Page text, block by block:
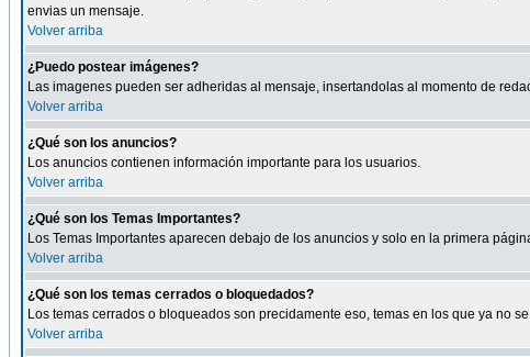
envias un mensaje.
Volver arriba
¿Puedo postear imágenes?
Las imagenes pueden ser adheridas al mensaje, insertandolas al momento de
Volver arriba
¿Qué son los anuncios?
Los anuncios contienen información importante para los usuarios.
Volver arriba
¿Qué son los Temas Importantes?
Los Temas Importantes aparecen debajo de los anuncios y solo en la primera
Volver arriba
¿Qué son los temas cerrados o bloquedados?
Los temas cerrados o bloqueados son precidamente eso, temas en los que ya no
Volver arriba